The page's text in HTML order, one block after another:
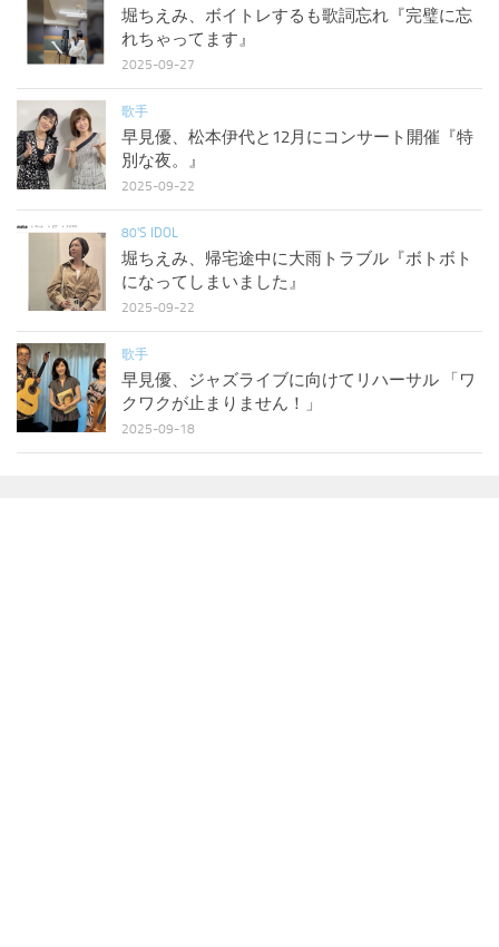
堀ちえみ、ボイトレするも歌詞忘れ『完璧に忘
れちゃってます』
2025-09-27
歌手
早見優、松本伊代と12月にコンサート開催『特
別な夜。』
2025-09-22
80'S IDOL
堀ちえみ、帰宅途中に大雨トラブル『ボトボト
になってしまいました』
2025-09-22
歌手
早見優、ジャズライブに向けてリハーサル 「ワ
クワクが止まりません！」
2025-09-18